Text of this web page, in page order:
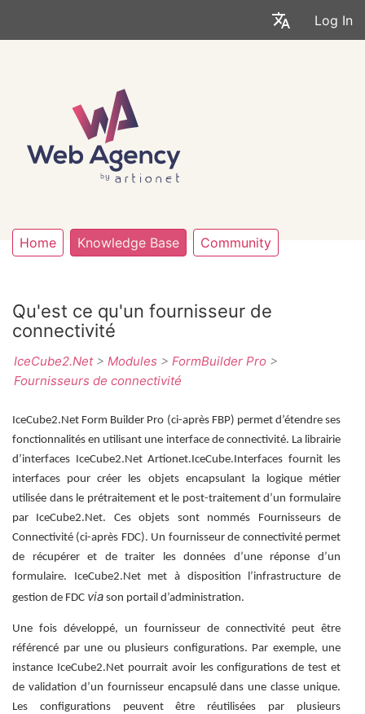
Log In
Home Knowledge Base Community
Qu'est ce qu'un fournisseur de
connectivité
IceCube2.Net> Modules > FormBuilder Pro >
Fournisseurs de connectivité
IceCube2.Net Form Builder Pro (ci-après FBP) permet d’étendre ses
fonctionnalités en utilisant une interface de connectivité. La librairie
d’interfaces IceCube2.Net Artionet.IceCube.Interfaces fournit les
interfaces pour créer les objets encapsulant la logique métier
utilisée dans le prétraitement et le post-traitement d’un formulaire
par IceCube2.Net. Ces objets sont nommés Fournisseurs de
Connectivité (ci-après FDC). Un fournisseur de connectivité permet
de récupérer et de traiter les données d’une réponse d’un
formulaire. IceCube2.Net met à disposition l’infrastructure de
gestion de FDC via son portail d’administration.
Une fois développé, un fournisseur de connectivité peut être
référencé par une ou plusieurs configurations. Par exemple, une
instance IceCube2.Net pourrait avoir les configurations de test et
de validation d’un fournisseur encapsulé dans une classe unique.
Les configurations peuvent être réutilisées par plusieurs